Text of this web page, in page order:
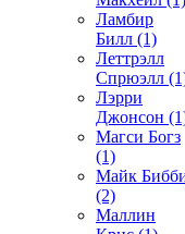
Ламбир
Билл (1)
Леттрэлл
Спрюэлл
Лэрри
Джонсон
Магси Богз
(1)
Майк
(2)
Маллин